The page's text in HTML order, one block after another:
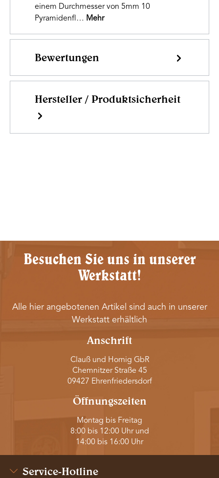
einem Durchmesser von 5mm 10
Pyramidenfl… Mehr
Bewertungen
Hersteller / Produktsicherheit
Besuchen Sie uns in unserer
Werkstatt!
Alle hier angebotenen Artikel sind auch in unserer
Werkstatt erhältlich
Anschrift
Clauß und Hornig GbR
Chemnitzer Straße 45
09427 Ehrenfriedersdorf
Öffnungszeiten
Montag bis Freitag
8:00 bis 12:00 Uhr und
14:00 bis 16:00 Uhr
Service-Hotline